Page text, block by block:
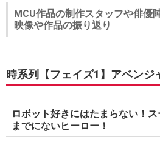
MCU作品の制作スタッフや俳優
映像や作品の振り返り
時系列【フェイズ1】アベンジ
ロボット好きにはたまらない！
までにないヒーロー！